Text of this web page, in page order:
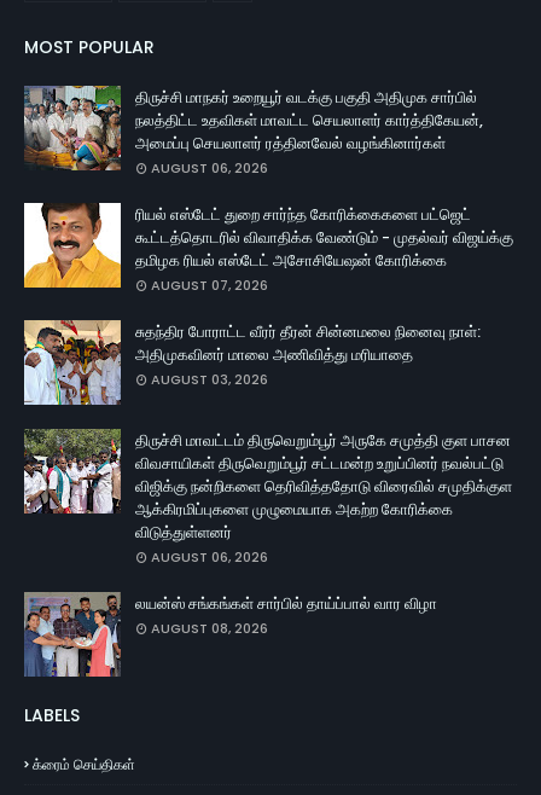
MOST POPULAR
திருச்சி மாநகர் உறையூர் வடக்கு பகுதி அதிமுக சார்பில்
நலத்திட்ட உதவிகள் மாவட்ட செயலாளர் கார்த்திகேயன்,
அமைப்பு செயலாளர் ரத்தினவேல் வழங்கினார்கள்
AUGUST 06, 2026
ரியல் எஸ்டேட் துறை சார்ந்த கோரிக்கைகளை பட்ஜெட்
கூட்டத்தொடரில் விவாதிக்க வேண்டும் - முதல்வர் விஜய்க்கு
தமிழக ரியல் எஸ்டேட் அசோசியேஷன் கோரிக்கை
AUGUST 07, 2026
சுதந்திர போராட்ட வீரர் தீரன் சின்னமலை நினைவு நாள்:
அதிமுகவினர் மாலை அணிவித்து மரியாதை
AUGUST 03, 2026
திருச்சி மாவட்டம் திருவெறும்பூர் அருகே சமுத்தி குள பாசன
விவசாயிகள் திருவெறும்பூர் சட்டமன்ற உறுப்பினர் நவல்பட்டு
விஜிக்கு நன்றிகளை தெரிவித்ததோடு விரைவில் சமுதிக்குள
ஆக்கிரமிப்புகளை முழுமையாக அகற்ற கோரிக்கை
விடுத்துள்ளனர்
AUGUST 06, 2026
லயன்ஸ் சங்கங்கள் சார்பில் தாய்ப்பால் வார விழா
AUGUST 08, 2026
LABELS
க்ரைம் செய்திகள்